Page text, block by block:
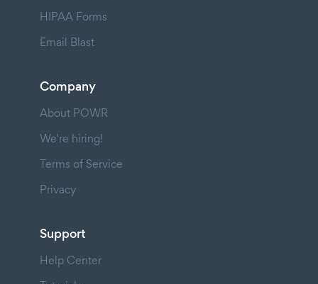
HIPAA Forms
Email Blast
Company
About POWR
We're hiring!
Terms of Service
Privacy
Support
Help Center